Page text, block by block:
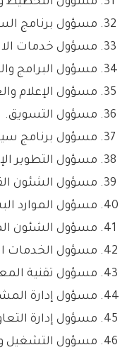
مسؤول برنامج
مسؤول خدمات
مسؤول البرامج
مسؤول الإعلام
مسؤول التسويق.
مسؤول برنامج
مسؤول التطوير
مسؤول الشئون
مسؤول الموارد
مسؤول الشئون
مسؤول الخدمات
مسؤول تقنية
مسؤول إدارة
مسؤول إدارة
مسؤول التشغيل